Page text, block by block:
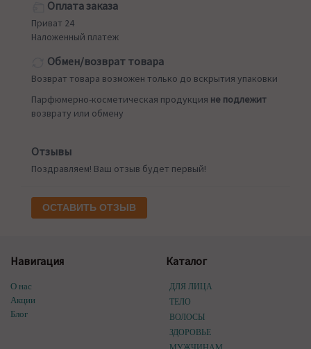
Оплата заказа
Приват 24
Наложенный платеж
Обмен/возврат товара
Возврат товара возможен только до вскрытия упаковки
Парфюмерно-косметическая продукция не подлежит
возврату или обмену
Отзывы
Поздравляем! Ваш отзыв будет первый!
ОСТАВИТЬ ОТЗЫВ
Навигация
О нас
Акции
Блог
Каталог
ДЛЯ ЛИЦА
ТЕЛО
ВОЛОСЫ
ЗДОРОВЬЕ